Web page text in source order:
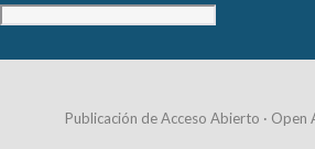
Publicación de Acceso Abierto · Open